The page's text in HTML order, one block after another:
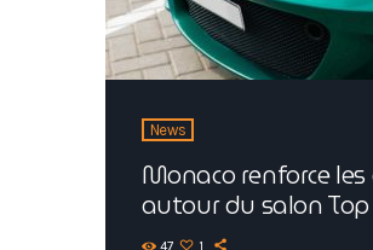
News
Monaco renforce
autour du salon
47 1